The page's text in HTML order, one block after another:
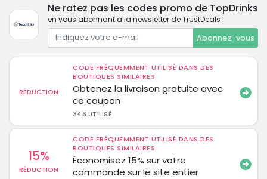
Ne ratez pas les codes promo de TopDrinks
en vous abonnant à la newsletter de TrustDeals !
Abonnez-vous
RÉDUCTION
CODE FRÉQUEMMENT UTILISÉ DANS DES
BOUTIQUES SIMILAIRES
Obtenez la livraison gratuite avec
ce coupon
346 UTILISÉ
15%
RÉDUCTION
CODE FRÉQUEMMENT UTILISÉ DANS DES
BOUTIQUES SIMILAIRES
Économisez 15% sur votre
commande sur le site entier